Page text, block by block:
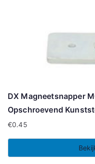
DX Magneetsnapper
Opschroevend
€0.45